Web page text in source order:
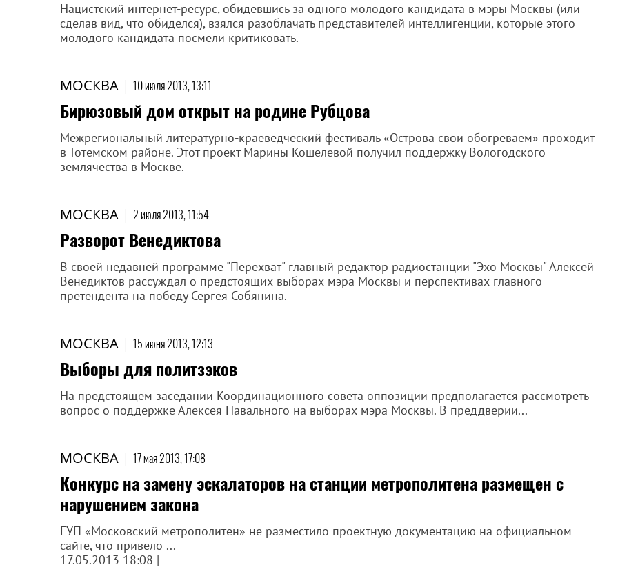
Нацистский интернет-ресурс, обидевшись за одного молодого кандидата в мэры Москвы (или
сделав вид, что обиделся), взялся разоблачать представителей интеллигенции, которые этого
молодого кандидата посмели критиковать.
МОСКВА | 10 июля 2013, 13:11
Бирюзовый дом открыт на родине Рубцова
Межрегиональный литературно-краеведческий фестиваль «Острова свои обогреваем» проходит
в Тотемском районе. Этот проект Марины Кошелевой получил поддержку Вологодского
землячества в Москве.
МОСКВА | 2 июля 2013, 11:54
Разворот Венедиктова
В своей недавней программе "Перехват" главный редактор радиостанции "Эхо Москвы" Алексей
Венедиктов рассуждал о предстоящих выборах мэра Москвы и перспективах главного
претендента на победу Сергея Собянина.
МОСКВА | 15 июня 2013, 12:13
Выборы для политзэков
На предстоящем заседании Координационного совета оппозиции предполагается рассмотреть
вопрос о поддержке Алексея Навального на выборах мэра Москвы. В преддверии...
МОСКВА | 17 мая 2013, 17:08
Конкурс на замену эскалаторов на станции метрополитена размещен с
нарушением закона
ГУП «Московский метрополитен» не разместило проектную документацию на официальном
сайте, что привело ...
17.05.2013 18:08 |